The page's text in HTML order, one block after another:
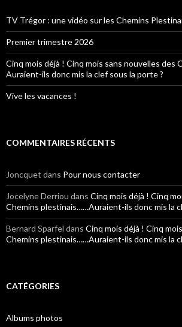
TV Trégor : une vidéo sur les Chemins
Premier trimestre 2026
Cinq mois déjà ! Cinq mois sans nouvelles des
Auraient-ils donc mis la clef sous la porte ?
Vive les vacances !
COMMENTAIRES RÉCENTS
Joncquet dans Pour nous contacter
Jocelyne Derriou dans Cinq mois déjà ! Cinq
Chemins plestinais……Auraient-ils donc mis la
Bernard Sparfel dans Cinq mois déjà ! Cinq
Chemins plestinais……Auraient-ils donc mis la
CATÉGORIES
Albums photos